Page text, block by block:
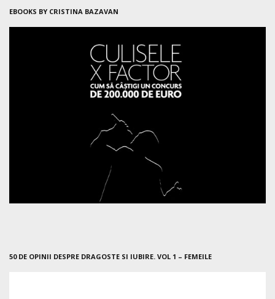
EBOOKS BY CRISTINA BAZAVAN
50 DE OPINII DESPRE DRAGOSTE SI IUBIRE. VOL 1 – FEMEILE